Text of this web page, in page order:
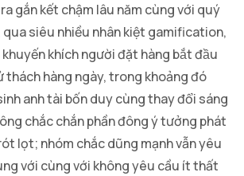
gắn kết chậm lâu năm cùng với quý
qua siêu nhiều nhân kiệt gamification,
khích người đặt hàng bắt đầu
thách hàng ngày, trong khoảng đó
anh tài bốn duy cùng thay đổi sáng
chắc chắn phần đông ý tưởng phát
lọt; nhóm chắc dũng mạnh vẫn yêu
với cùng với không yêu cầu ít thất